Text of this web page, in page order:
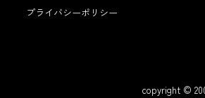
プライバシーポリシー
copyright ©